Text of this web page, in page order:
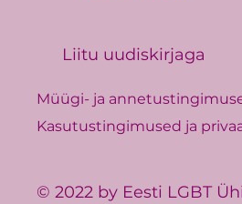
Liitu uudiskirjaga
Müügi- ja
Kasutustingimused ja
© 2022 by Eesti LGBT